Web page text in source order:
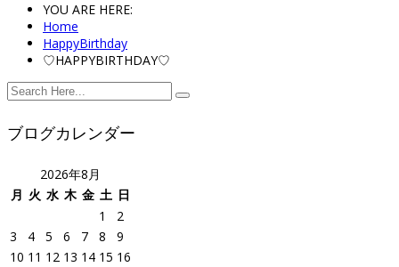
YOU ARE HERE:
Home
HappyBirthday
♡HAPPYBIRTHDAY♡
ブログカレンダー
2026年8月
月 火 水 木 金 土 日
1
2
3
4 5 6 7 8
9
10 11 12 13 14 15 16